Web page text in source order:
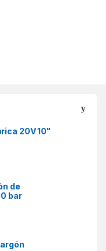
20V 10"
de
bar